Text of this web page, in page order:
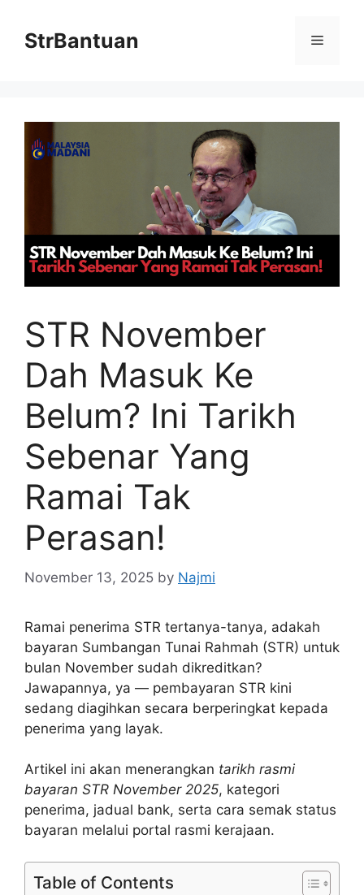
contentStrBantuan Menu
STR November
Dah Masuk Ke
Belum? Ini Tarikh
Sebenar Yang
Ramai Tak
Perasan!
November 13, 2025 by Najmi
Ramai penerima STR tertanya-tanya, adakah
bayaran Sumbangan Tunai Rahmah (STR) untuk
bulan November sudah dikreditkan?
Jawapannya, ya — pembayaran STR kini
sedang diagihkan secara berperingkat kepada
penerima yang layak.
Artikel ini akan menerangkan tarikh rasmi
bayaran STR November 2025, kategori
penerima, jadual bank, serta cara semak status
bayaran melalui portal rasmi kerajaan.
Table of Contents